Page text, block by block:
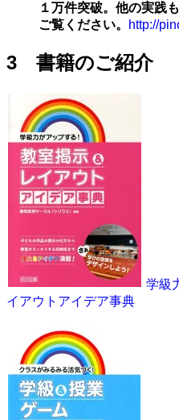
１万件突破。他の実践
ご覧ください。
http://
3 書籍のご紹介
学級
イアウトアイデア事典